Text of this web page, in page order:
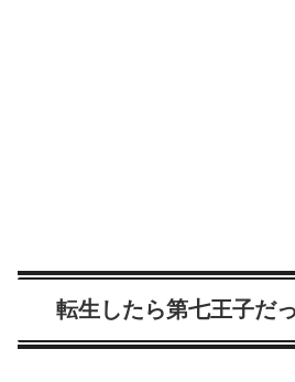
転生したら第七王子だ